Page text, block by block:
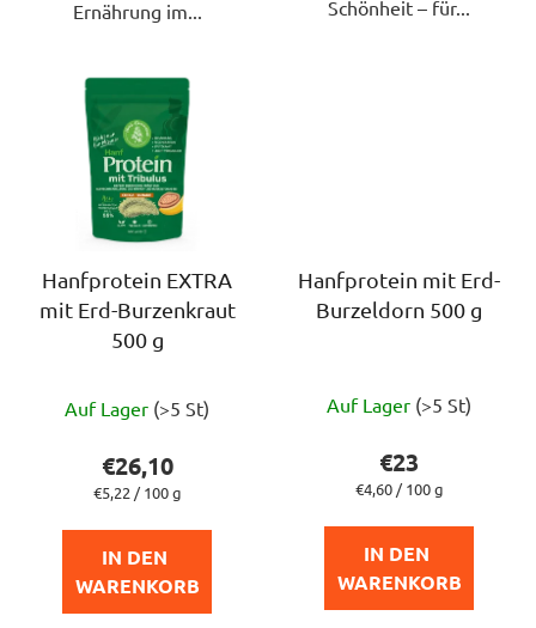
Ernährung im... Schönheit – für...
Hanfprotein EXTRA
mit Erd-Burzenkraut
500 g
durchschnittliche
Produktbewertung
ist
von
5
Sternen.
Auf Lager (>5 St)
€26,10
Verkaufspreis:
€5,22 / 100 g
IN DEN
WARENKORB
Hanfprotein mit Erd-
Burzeldorn 500 g
ist
von
5
Sternen.
Auf Lager (>5 St)
€23
Verkaufspreis:
€4,60 / 100 g
IN DEN
WARENKORB